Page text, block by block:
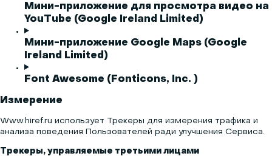
Мини-приложение для просмотра видео на
YouTube (Google Ireland Limited)
Мини-приложение Google Maps (Google
Ireland Limited)
Font Awesome (Fonticons, Inc. )
Измерение
Www.hiref.ru использует Трекеры для измерения трафика и
анализа поведения Пользователей ради улучшения Сервиса.
Трекеры, управляемые третьими лицами